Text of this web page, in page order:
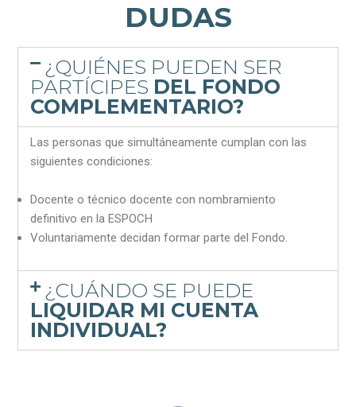
DUDAS
¿QUIÉNES PUEDEN SER
PARTÍCIPES DEL FONDO
COMPLEMENTARIO?
Las personas que simultáneamente cumplan con las
siguientes condiciones:
Docente o técnico docente con nombramiento
definitivo en la ESPOCH
Voluntariamente decidan formar parte del Fondo.
¿CUÁNDO SE PUEDE
LIQUIDAR MI CUENTA
INDIVIDUAL?